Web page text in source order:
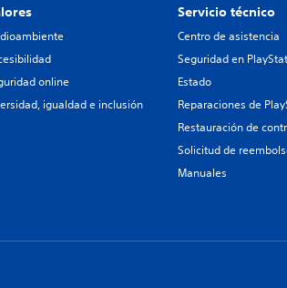
online
igualdad e inclusión
Servicio técnico
Centro de asistencia
Seguridad en
Estado
Reparaciones de
Restauración de
Solicitud de
Manuales